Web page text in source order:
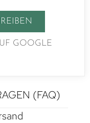
GOOGLE
(FAQ)